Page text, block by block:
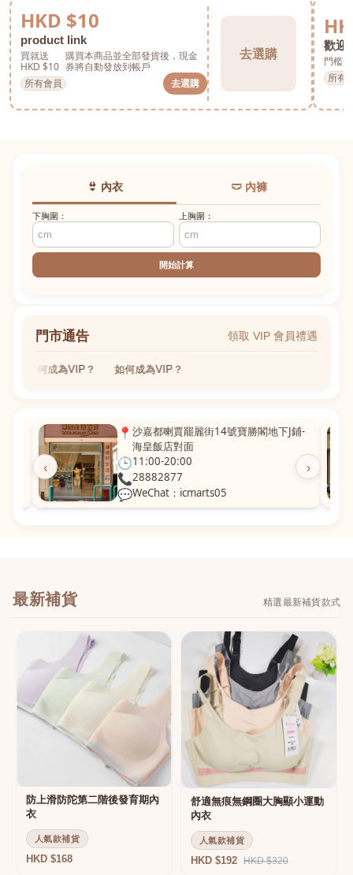
HKD $10
product link
買就送
HKD $10
購買本商品並全部發貨後，現金
券將自動發放到帳戶
所有會員
去選購
去選購
歡迎
門檻
所有
👙 內衣 🩲 內褲
下胸圍： 上胸圍：
開始計算
門市通告 領取 VIP 會員禮遇
如何成為VIP？ 如何成為VIP？
‹ ›
📍 沙嘉都喇賈罷麗街14號寶勝閣地下J鋪-
海皇飯店對面
🕒11:00-20:00
📞28882877
💬WeChat：icmarts05
最新補貨 精選最新補貨款式
防上滑防陀第二階後發育期內
衣
人氣款補貨
HKD $168
舒適無痕無鋼圈大胸顯小運動
內衣
人氣款補貨
HKD $192 HKD $320